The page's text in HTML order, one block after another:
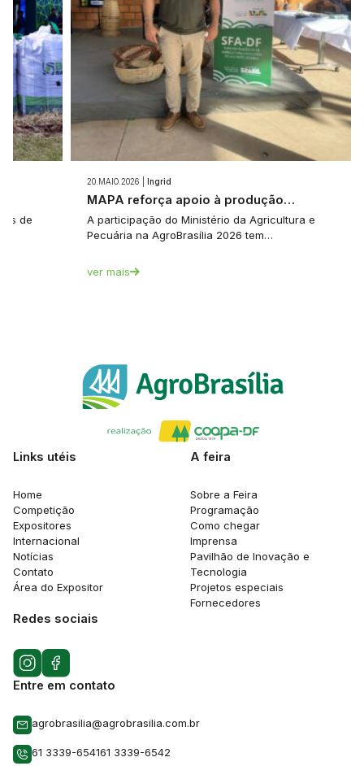
de
20.MAIO.2026 | Ingrid
MAPA reforça apoio à produção…
A participação do Ministério da Agricultura e
Pecuária na AgroBrasília 2026 tem…
ver mais
Links utéis
Home
Competição
Expositores
Internacional
Notícias
Contato
Área do Expositor
A feira
Sobre a Feira
Programação
Como chegar
Imprensa
Pavilhão de Inovação e
Tecnologia
Projetos especiais
Fornecedores
Redes sociais
Entre em contato
agrobrasilia@agrobrasilia.com.br
61 3339-654161 3339-6542